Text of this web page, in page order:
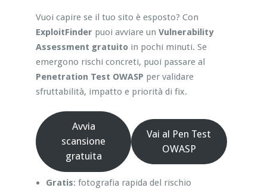
Vuoi capire se il tuo sito è esposto? Con
ExploitFinder puoi avviare un Vulnerability
Assessment gratuitoin pochi minuti. Se
emergono rischi concreti, puoi passare al
Penetration Test OWASP per validare
sfruttabilità, impatto e priorità di fix.
Avvia
scansione
gratuita
Vai al Pen Test
OWASP
Gratis: fotografia rapida del rischio